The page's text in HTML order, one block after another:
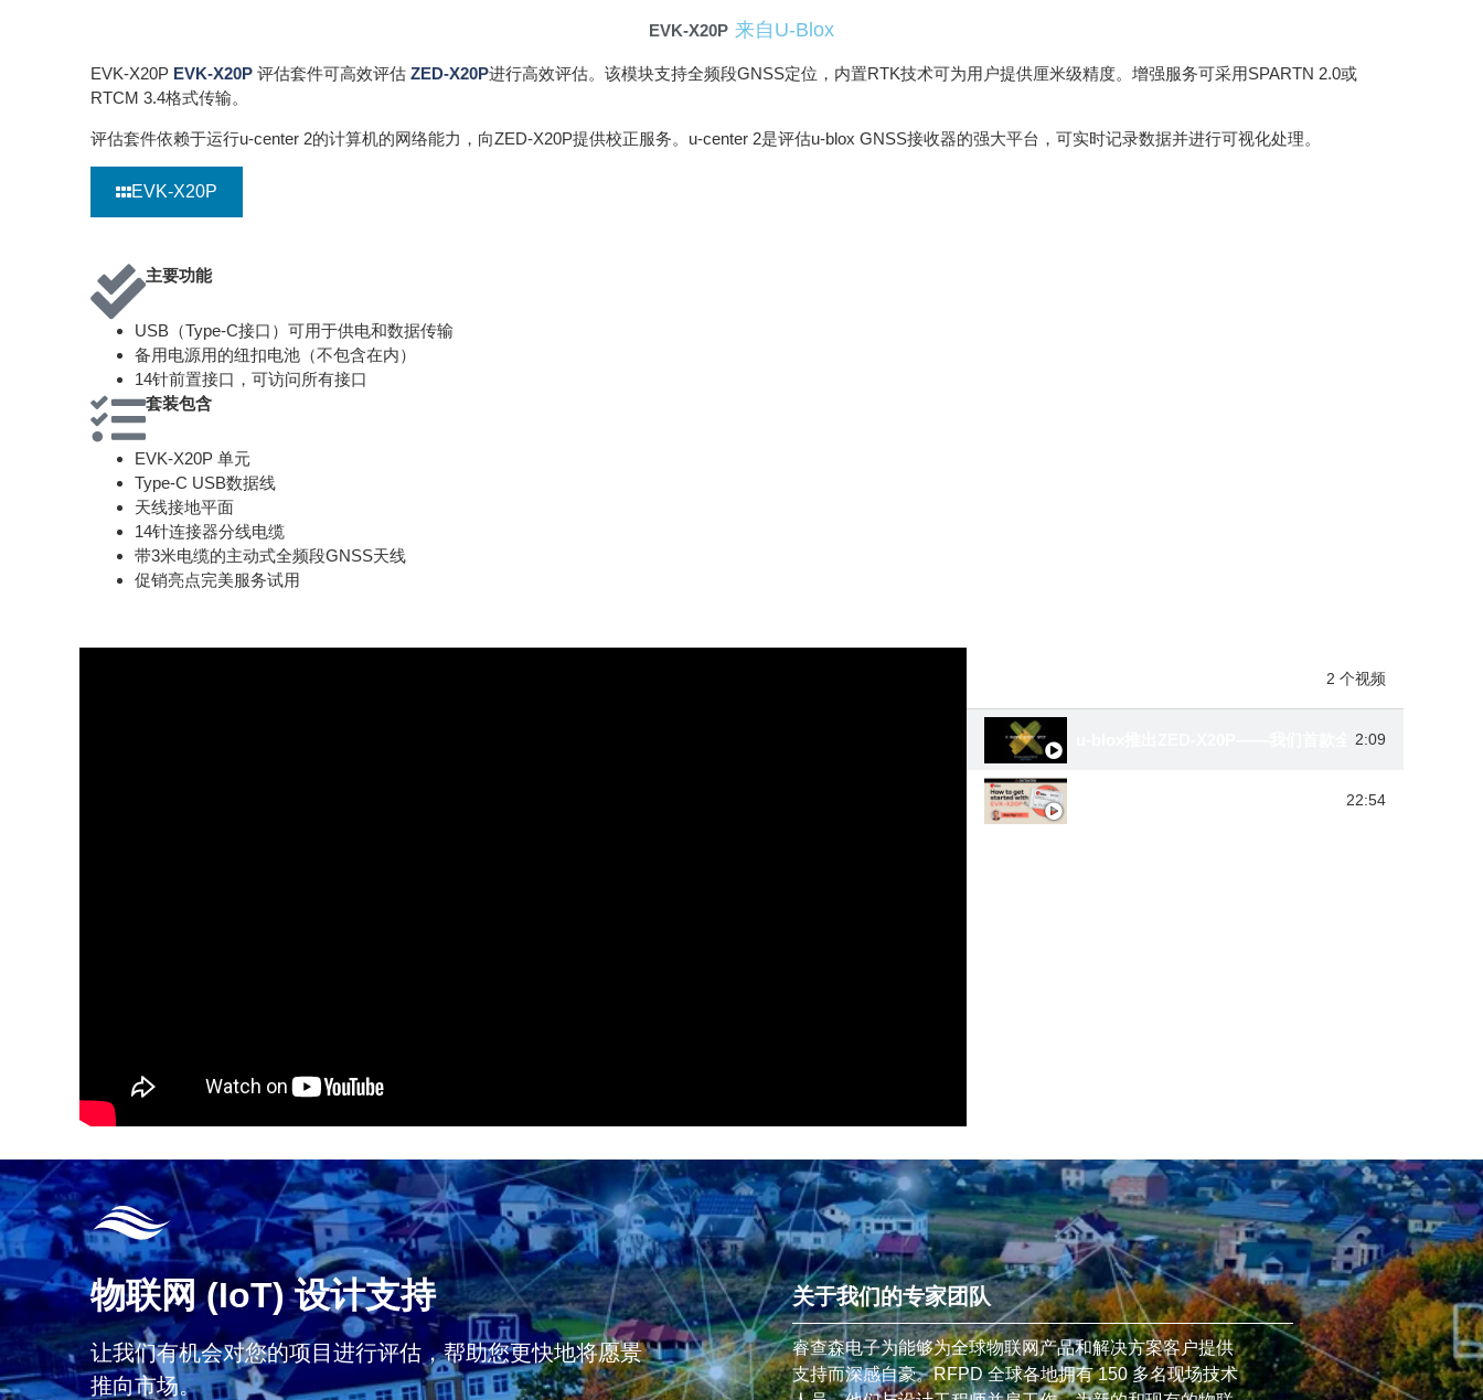
EVK-X20P 来自u-Blox
EVK-X20P EVK-X20P 评估套件可高效评估 ZED-X20P进行高效评估。该模块支持全频段GNSS定位，内置RTK技术可为用户提供厘米级精度。增强服务可采用SPARTN 2.0或
RTCM 3.4格式传输。
评估套件依赖于运行u-center 2的计算机的网络能力，向ZED-X20P提供校正服务。u-center 2是评估u-blox GNSS接收器的强大平台，可实时记录数据并进行可视化处理。
EVK-X20P
主要功能
USB（Type-C接口）可用于供电和数据传输
备用电源用的纽扣电池（不包含在内）
14针前置接口，可访问所有接口
套装包含
EVK-X20P 单元
Type-C USB数据线
天线接地平面
14针连接器分线电缆
带3米电缆的主动式全频段GNSS天线
促销亮点完美服务试用
2 个视频
u-blox推出ZED-X20P——我们首款全频段全球GNSS
2:09
如何使用u-center 2开始使用u-blox EVK-X20P评估套件
22:54
物联网 (IoT) 设计支持
让我们有机会对您的项目进行评估，帮助您更快地将愿景
推向市场。
关于我们的专家团队
睿查森电子为能够为全球物联网产品和解决方案客户提供
支持而深感自豪。RFPD 全球各地拥有 150 多名现场技术